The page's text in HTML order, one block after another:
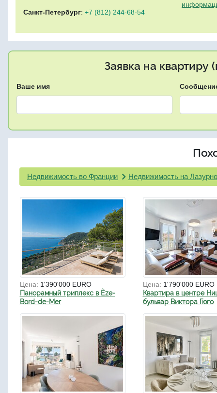
Санкт-Петербург: +7 (812) 244-68-54
Заявка на квартиру
Ваше имя
Недвижимость во Франции Недвижимость на
Цена: 1'390'000 EURO
Панорамный триплекс в Èze-
Bord-de-Mer
Цена: 1'790'000 EURO
Квартира в центре
бульвар Виктора Гюго